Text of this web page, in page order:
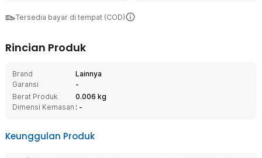
Tersedia bayar di tempat (COD)
Rincian Produk
Brand
Lainnya
Garansi
-
Berat Produk
0.006 kg
Dimensi Kemasan : -
Keunggulan Produk